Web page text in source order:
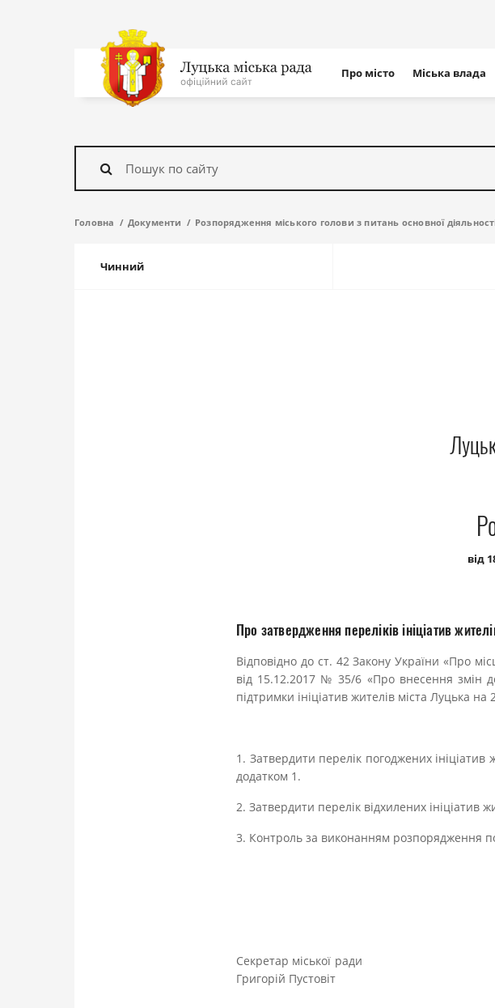
На
головну
сайту
Про місто Міська влада
Знайти
Головна Документи Розпорядження міського голови з питань основної
Чинний
від
Про затвердження переліків ініціатив
Відповідно до ст. 42 Закону України «Про
від 15.12.2017 № 35/6 «Про внесення змін
підтримки ініціатив жителів міста Луцька на
1. Затвердити перелік погоджених ініціатив
додатком 1.
2. Затвердити перелік відхилених ініціатив
3. Контроль за виконанням розпорядження
Секретар
Григорій Пустовіт